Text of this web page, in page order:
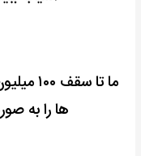
ما تا
ها را به